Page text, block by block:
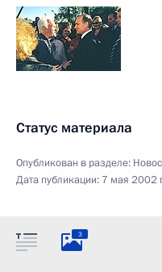
Статус материала
Опубликован в разделе:
Дата публикации: 7 мая 2002
3